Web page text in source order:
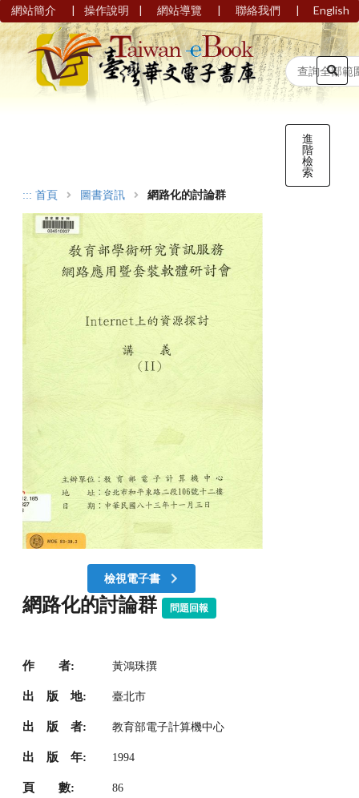
網站簡介 | 操作說明 | 網站導覽 | 聯絡我們 | English
進
階
檢
索
::: 首頁 圖書資訊 網路化的討論群
檢視電子書
網路化的討論群 問題回報
作 者: 黃鴻珠撰
出 版 地: 臺北市
出 版 者: 教育部電子計算機中心
出 版 年: 1994
頁 數: 86